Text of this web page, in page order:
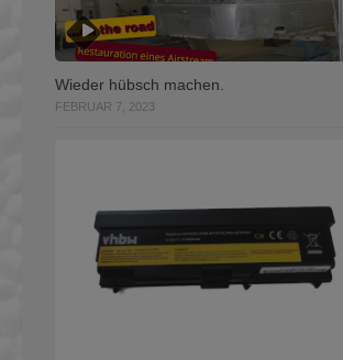
Wieder hübsch machen.
FEBRUAR 7, 2023